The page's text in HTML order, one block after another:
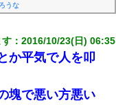
うな
す ：2016/10/23(日)
か平気で人を叩
塊で悪い方悪い